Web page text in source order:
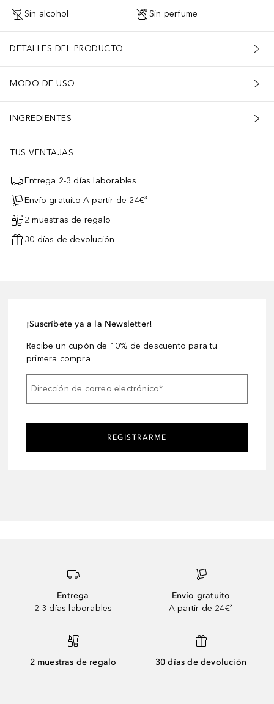
Sin alcohol Sin perfume
DETALLES DEL PRODUCTO
MODO DE USO
INGREDIENTES
TUS VENTAJAS
Entrega 2-3 días laborables
Envío gratuito A partir de 24€³
2 muestras de regalo
30 días de devolución
¡Suscríbete ya a la Newsletter!
Recibe un cupón de 10% de descuento para tu
primera compra
Dirección de correo electrónico*
REGISTRARME
Entrega
2-3 días laborables
Envío gratuito
A partir de 24€³
2 muestras de regalo 30 días de devolución